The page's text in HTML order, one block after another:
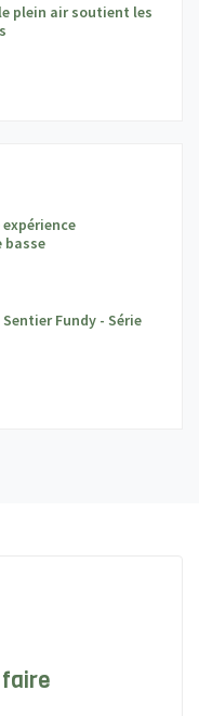
plein air soutient les
lecture:
basse;
Fundy - Série